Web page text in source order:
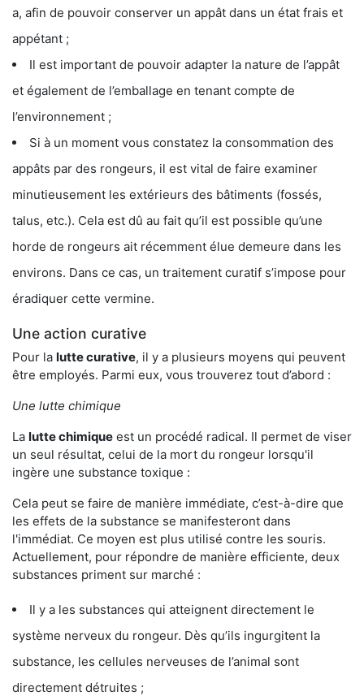
a, afin de pouvoir conserver un appât dans un état frais et
appétant ;
Il est important de pouvoir adapter la nature de l’appât
et également de l’emballage en tenant compte de
l’environnement ;
Si à un moment vous constatez la consommation des
appâts par des rongeurs, il est vital de faire examiner
minutieusement les extérieurs des bâtiments (fossés,
talus, etc.). Cela est dû au fait qu’il est possible qu’une
horde de rongeurs ait récemment élue demeure dans les
environs. Dans ce cas, un traitement curatif s’impose pour
éradiquer cette vermine.
Une action curative
Pour la lutte curative, il y a plusieurs moyens qui peuvent
être employés. Parmi eux, vous trouverez tout d’abord :
Une lutte chimique
La lutte chimique est un procédé radical. Il permet de viser
un seul résultat, celui de la mort du rongeur lorsqu'il
ingère une substance toxique :
Cela peut se faire de manière immédiate, c’est-à-dire que
les effets de la substance se manifesteront dans
l'immédiat. Ce moyen est plus utilisé contre les souris.
Actuellement, pour répondre de manière efficiente, deux
substances priment sur marché :
Il y a les substances qui atteignent directement le
système nerveux du rongeur. Dès qu’ils ingurgitent la
substance, les cellules nerveuses de l’animal sont
directement détruites ;